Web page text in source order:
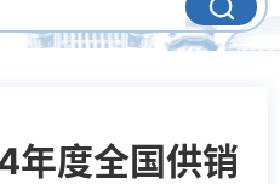
年度全国供销